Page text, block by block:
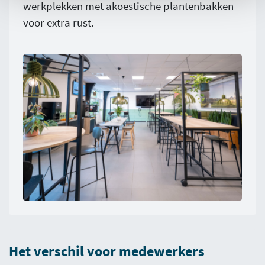
werkplekken met akoestische plantenbakken
voor extra rust.
Het verschil voor medewerkers